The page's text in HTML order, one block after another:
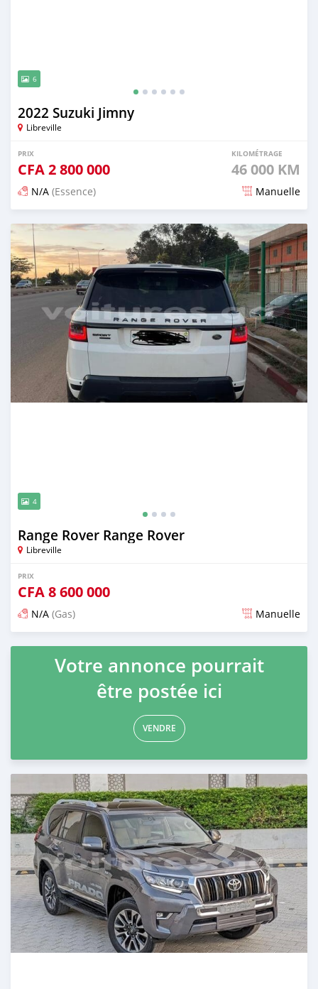
6
2022 Suzuki Jimny
Libreville
PRIX
CFA2 800 000
KILOMÉTRAGE
46 000 KM
N/A (Essence) Manuelle
Publié il y a 3 mois
4
Range Rover Range Rover
Libreville
PRIX
CFA8 600 000
N/A (Gas) Manuelle
Publié il y a 3 mois
Votre annonce pourrait
être postée ici
VENDRE